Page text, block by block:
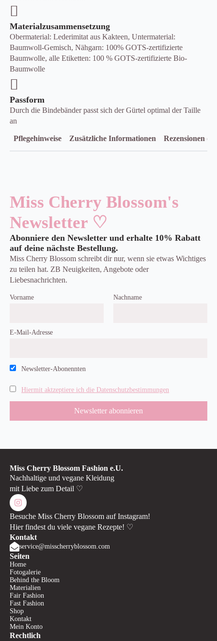
Materialzusammensetzung
Obermaterial: Lederimitat aus Kakteen, Untermaterial:
Baumwoll-Gemisch, Nähgarn: 100% GOTS-zertifizierte
Baumwolle, alle Etiketten: 100 % GOTS-zertifizierte Bio-
Baumwolle
Passform
Durch die Bindebänder passt sich der Gürtel optimal der Taille
an
Pflegehinweise Zusätzliche Informationen Rezensionen (0)
Miss Cherry Blossom's
Newsletter ♡
Abonniere den Newsletter und erhalte 10% Rabatt
auf deine nächste Bestellung.
Miss Cherry Blossom schreibt dir nur, wenn sie etwas Wichtiges
zu teilen hat. ZB Neuigkeiten, Angebote oder
Liebesnachrichten.
Vorname Nachname
E-Mail-Adresse
Newsletter-Abonennten
Hiermit aktzeptiere ich die Datenschutzbestimmungen
Miss Cherry Blossom Fashion e.U.
Nachhaltige und vegane Kleidung
mit Liebe zum Detail ♡
Besuche Miss Cherry Blossom auf Instagram!
Hier findest du viele vegane Rezepte! ♡
Kontakt
service@misscherryblossom.com
Seiten
Home
Fotogalerie
Behind the Bloom
Materialien
Fair Fashion
Fast Fashion
Shop
Kontakt
Mein Konto
Rechtlich